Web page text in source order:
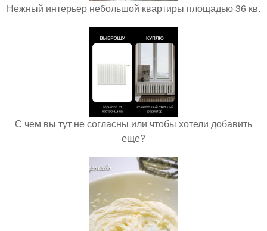
Нежный интерьер небольшой квартиры площадью 36 кв.
С чем вы тут не согласны или чтобы хотели добавить
еще?